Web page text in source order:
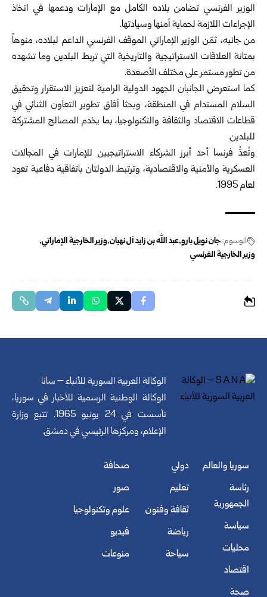
الوزير الفرنسي تضامن بلاده الكامل مع الإمارات ودعمها في اتخاذ
الإجراءات اللازمة لحماية أمنها وسيادتها.
من جانبه، ثمّن الوزير الإماراتي الموقف الفرنسي الداعم لبلاده، منوهاً
بمتانة العلاقات الاستراتيجية والتاريخية التي تربط البلدين وما تشهده
من تطور مستمر على مختلف الأصعدة.
كما استعرض الجانبان الجهود الدولية الرامية لتعزيز الاستقرار وتحقيق
السلام المستدام في المنطقة، وبحثا آفاق تطوير التعاون الثنائي في
قطاعات الاقتصاد والثقافة والتكنولوجيا، بما يخدم المصالح المشتركة
للبلدين.
وتُعدُّ فرنسا أحد أبرز الشركاء الاستراتيجيين للإمارات في المجالات
العسكرية والأمنية والاقتصادية، وترتبط الدولتان باتفاقية دفاعية تعود
لعام 1995.
الوسوم:جان نويل بارو عبد الله بن زايد آل نهيان وزير الخارجية الإماراتي
وزير الخارجية الفرنسي
الوكالة العربية السورية للأنباء – سانا
الوكالة الوطنية الرسمية للأخبار في سوريا،
تأسست في 24 يونيو 1965. تتبع وزارة
الإعلام، ومركزها الرئيسي في دمشق.
سوريا والعالم
رئاسة
الجمهورية
سياسة
محليات
اقتصاد
صحة
دولي
تعليم
ثقافة وفنون
رياضة
سياحة
صحافة
صور
علوم وتكنولوجيا
فيديو
منوعات